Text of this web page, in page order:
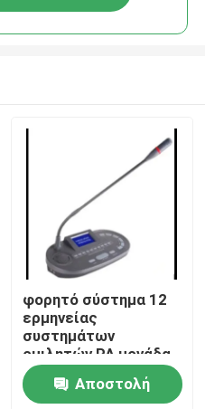
φορητό σύστημα 12
ερμηνείας
συστημάτων
ομιλητών PA μονάδα
διερμηνέων καναλιών
Αποστολή